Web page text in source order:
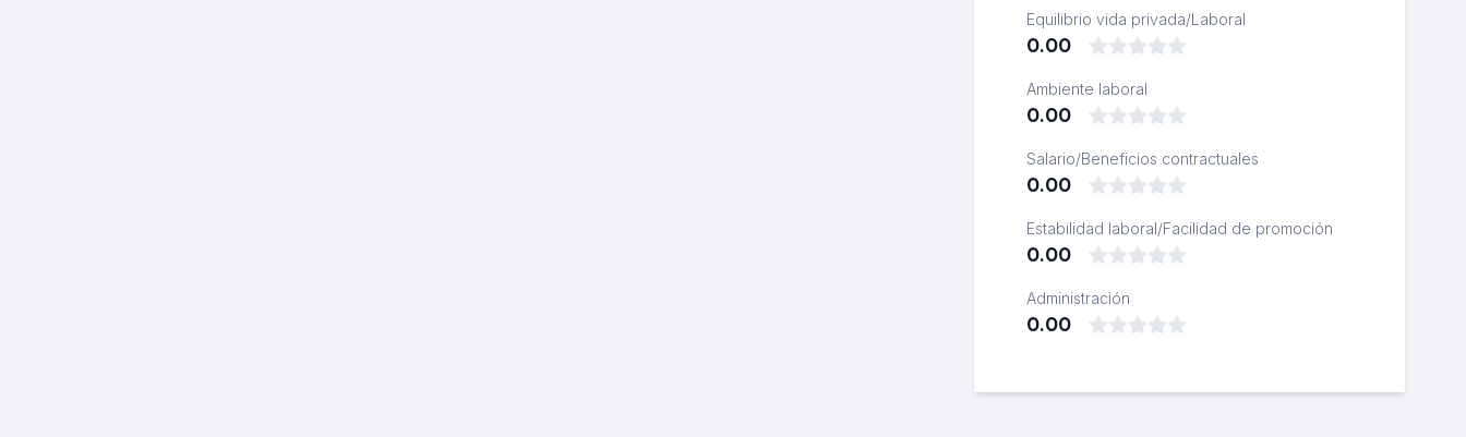
Equilibrio vida privada/Laboral
0.00
Ambiente laboral
0.00
Salario/Beneficios contractuales
0.00
Estabilidad laboral/Facilidad de promoción
0.00
Administración
0.00